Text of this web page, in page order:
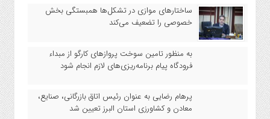
ساختارهای موازی در تشکل‌ها همبستگی بخش
خصوصی را تضعیف می‌کند
به منظور تامین سوخت پروازهای کارگو از مبداء
فرودگاه پیام برنامه‌ریزی‌های لازم انجام شود
پرهام رضایی به عنوان رئیس اتاق بازرگانی، صنایع،
معادن و کشاورزی استان البرز تعیین شد